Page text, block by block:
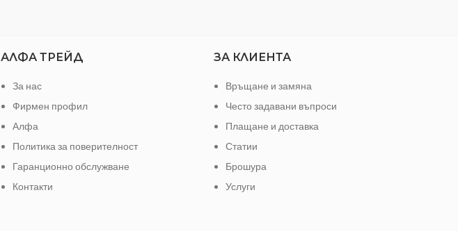
АЛФА ТРЕЙД
За нас
Фирмен профил
Алфа
Политика за поверителност
Гаранционно обслужване
Контакти
ЗА КЛИЕНТА
Връщане и замяна
Често задавани въпроси
Плащане и доставка
Статии
Брошура
Услуги